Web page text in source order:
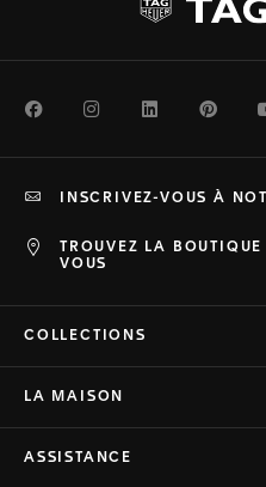
FacebookInstagramLinkedIn
TROUVEZ LA
VOUS
INSCRIVEZ-VOUS À
COLLECTIONS
LA MAISON
ASSISTANCE